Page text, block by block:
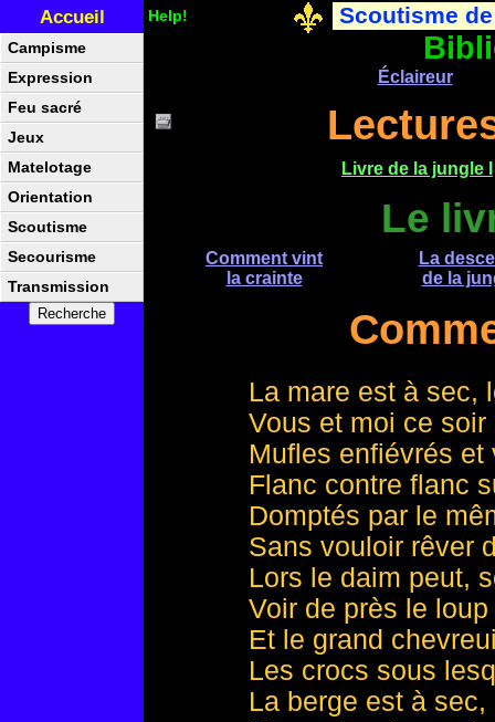
Accueil Help! Scoutisme
Éclaireur
Livre de la jungle I
Le
Comment vint
la crainte
La
de la
La mare est à sec,
Vous et moi ce
Mufles enfiévrés et
Flanc contre flanc
Domptés par le
Sans vouloir rêver
Lors le daim peut,
Voir de près le
Et le grand
Les crocs sous
La berge est à
Campisme
Expression
Feu sacré
Jeux
Matelotage
Orientation
Scoutisme
Secourisme
Transmission